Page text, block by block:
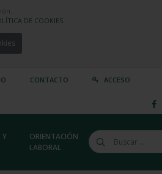
DE COOKIES.
CONTACTO ACCESO
Y
ORIENTACIÓN
LABORAL